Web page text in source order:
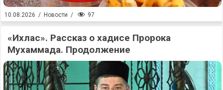
10.08.2026 / Новости / 97
«Ихлас». Рассказ о хадисе Пророка
Мухаммада. Продолжение